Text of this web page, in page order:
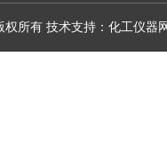
所有 技术支持： 化工仪器